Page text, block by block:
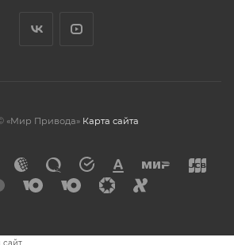
«Мир Привода» Карта сайта